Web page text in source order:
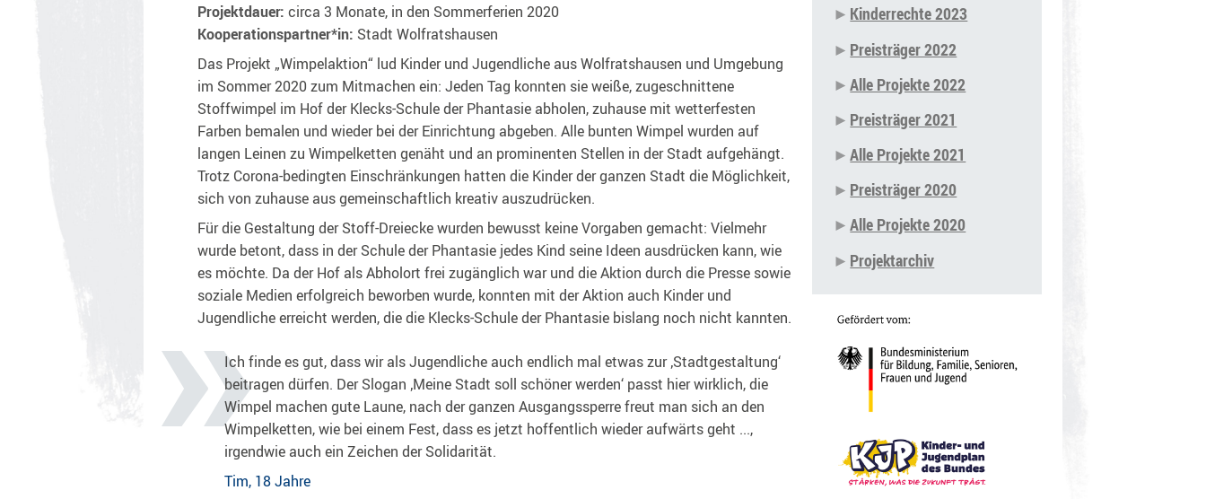
Projektdauer: circa 3 Monate, in den Sommerferien 2020
Kooperationspartner*in: Stadt Wolfratshausen
Das Projekt „Wimpelaktion“ lud Kinder und Jugendliche aus Wolfratshausen und Umgebung
im Sommer 2020 zum Mitmachen ein: Jeden Tag konnten sie weiße, zugeschnittene
Stoffwimpel im Hof der Klecks-Schule der Phantasie abholen, zuhause mit wetterfesten
Farben bemalen und wieder bei der Einrichtung abgeben. Alle bunten Wimpel wurden auf
langen Leinen zu Wimpelketten genäht und an prominenten Stellen in der Stadt aufgehängt.
Trotz Corona-bedingten Einschränkungen hatten die Kinder der ganzen Stadt die Möglichkeit,
sich von zuhause aus gemeinschaftlich kreativ auszudrücken.
Für die Gestaltung der Stoff-Dreiecke wurden bewusst keine Vorgaben gemacht: Vielmehr
wurde betont, dass in der Schule der Phantasie jedes Kind seine Ideen ausdrücken kann, wie
es möchte. Da der Hof als Abholort frei zugänglich war und die Aktion durch die Presse sowie
soziale Medien erfolgreich beworben wurde, konnten mit der Aktion auch Kinder und
Jugendliche erreicht werden, die die Klecks-Schule der Phantasie bislang noch nicht kannten.
Ich finde es gut, dass wir als Jugendliche auch endlich mal etwas zur ‚Stadtgestaltung‘
beitragen dürfen. Der Slogan ‚Meine Stadt soll schöner werden‘ passt hier wirklich, die
Wimpel machen gute Laune, nach der ganzen Ausgangssperre freut man sich an den
Wimpelketten, wie bei einem Fest, dass es jetzt hoffentlich wieder aufwärts geht ...,
irgendwie auch ein Zeichen der Solidarität.
Tim, 18 Jahre
Kinderrechte 2023
Preisträger 2022
Alle Projekte 2022
Preisträger 2021
Alle Projekte 2021
Preisträger 2020
Alle Projekte 2020
Projektarchiv